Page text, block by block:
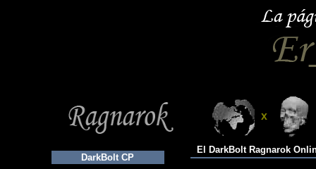
x
DarkBolt CP
El DarkBolt Ragnarok